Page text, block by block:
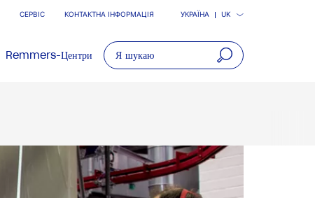
СЕРВІС КОНТАКТНА ІНФОРМАЦІЯ УКРАЇНА UK
Remmers-Центри